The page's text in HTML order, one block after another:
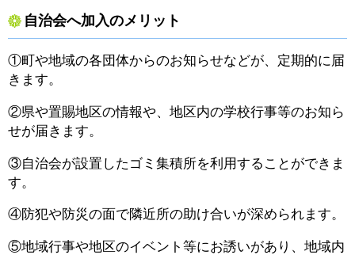
自治会へ加入のメリット
①町や地域の各団体からのお知らせなどが、定期的に届
きます。
②県や置賜地区の情報や、地区内の学校行事等のお知ら
せが届きます。
③自治会が設置したゴミ集積所を利用することができま
す。
④防犯や防災の面で隣近所の助け合いが深められます。
⑤地域行事や地区のイベント等にお誘いがあり、地域内